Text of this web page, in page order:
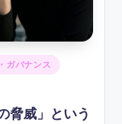
ガバナンス
脅威」という